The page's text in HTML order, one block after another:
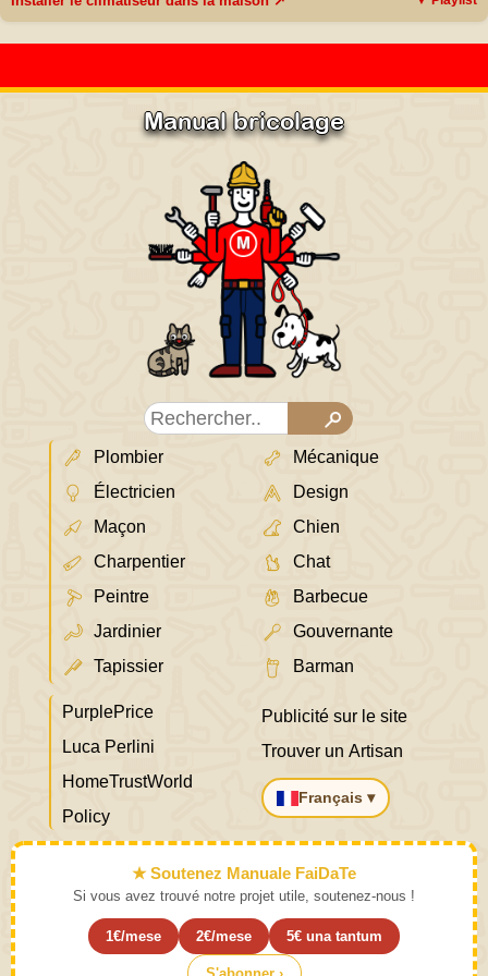
Manual bricolage
Plombier
Électricien
Maçon
Charpentier
Peintre
Jardinier
Tapissier
Mécanique
Design
Chien
Chat
Barbecue
Gouvernante
Barman
PurplePrice
Luca Perlini
HomeTrustWorld
Policy
Publicité sur le site
Trouver un Artisan
Français ▾
★ Soutenez Manuale FaiDaTe
Si vous avez trouvé notre projet utile, soutenez-nous !
1€/mese 2€/mese 5€ una tantum